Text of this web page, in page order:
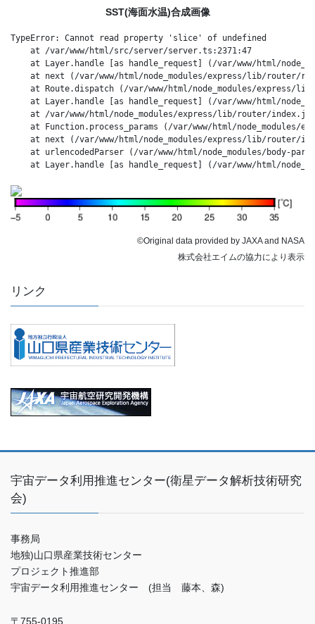
SST(海面水温)合成画像
TypeError: Cannot read property 'slice' of undefined
at /var/www/html/src/server/server.ts:2371:47
at Layer.handle [as handle_request] (/var/www/html/
at next (/var/www/html/node_modules/express/lib/router/
at Route.dispatch (/var/www/html/node_modules/express/
at Layer.handle [as handle_request] (/var/www/html/
at /var/www/html/node_modules/express/lib/router/
at Function.process_params (/var/www/html/node_modules/
at next (/var/www/html/node_modules/express/lib/router/
at urlencodedParser (/var/www/html/node_modules/body-
at Layer.handle [as handle_request] (/var/www/html/
©Original data provided by JAXA and NASA
株式会社エイムの協力により表示
リンク
宇宙データ利用推進センター(衛星データ解析技術研究
会)
事務局
地独)山口県産業技術センター
プロジェクト推進部
宇宙データ利用推進センター (担当 藤本、森)
〒755-0195